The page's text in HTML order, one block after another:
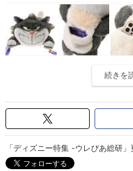
続きを
「ディズニー特集 -ウレぴあ総研